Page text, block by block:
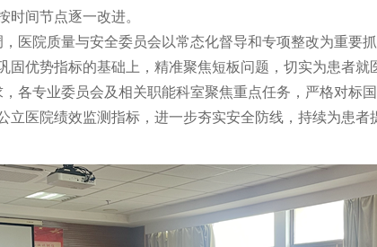
时间节点逐一改进。
医院质量与安全委员会以常态化督导和专项整改为重要
固优势指标的基础上，精准聚焦短板问题，切实为患者就
各专业委员会及相关职能科室聚焦重点任务，严格对标
立医院绩效监测指标，进一步夯实安全防线，持续为患者